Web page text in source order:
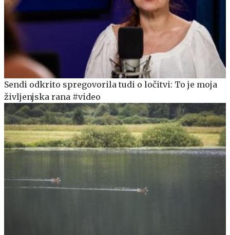
Sendi odkrito spregovorila tudi o ločitvi: To je moja
življenjska rana #video